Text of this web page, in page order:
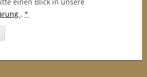
. *